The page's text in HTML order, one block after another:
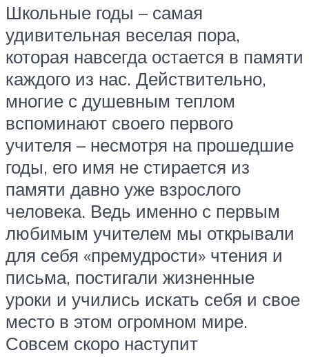
Школьные годы – самая
удивительная веселая пора,
которая навсегда остается в памяти
каждого из нас. Действительно,
многие с душевным теплом
вспоминают своего первого
учителя – несмотря на прошедшие
годы, его имя не стирается из
памяти давно уже взрослого
человека. Ведь именно с первым
любимым учителем мы открывали
для себя «премудрости» чтения и
письма, постигали жизненные
уроки и учились искать себя и свое
место в этом огромном мире.
Совсем скоро наступит